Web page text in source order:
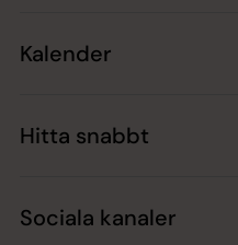
Kalender
Hitta snabbt
Sociala kanaler